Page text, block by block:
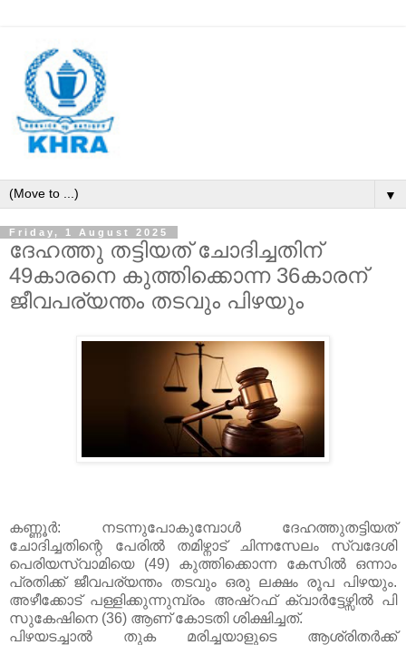
▼
Friday, 1 August 2025
ദേഹത്തു തട്ടിയത് ചോദിച്ചതിന്
49കാരനെ കുത്തിക്കൊന്ന 36കാരന്
ജീവപര്യന്തം തടവും പിഴയും
കണ്ണൂർ: നടന്നുപോകുമ്പോൾ ദേഹത്തുതട്ടിയത്
ചോദിച്ചതിന്റെ പേരിൽ തമിഴ്നാട് ചിന്നസേലം സ്വദേശി
പെരിയസ്വാമിയെ (49) കുത്തിക്കൊന്ന കേസിൽ ഒന്നാം
പ്രതിക്ക് ജീവപര്യന്തം തടവും ഒരു ലക്ഷം രൂപ പിഴയും.
അഴീക്കോട് പള്ളിക്കുന്നുമ്പ്രം അഷ്റഫ് ക്വാർട്ടേഴ്സിൽ പി
സുകേഷിനെ (36) ആണ് കോടതി ശിക്ഷിച്ചത്.
പിഴയടച്ചാൽ തുക മരിച്ചയാളുടെ ആശ്രിതർക്ക്